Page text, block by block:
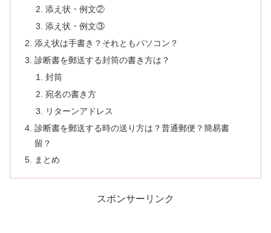
添え状・例文②
添え状・例文③
添え状は手書き？それともパソコン？
診断書を郵送する封筒の書き方は？
封筒
宛名の書き方
リターンアドレス
診断書を郵送する時の送り方は？普通郵便？簡易書
留？
まとめ
スポンサーリンク